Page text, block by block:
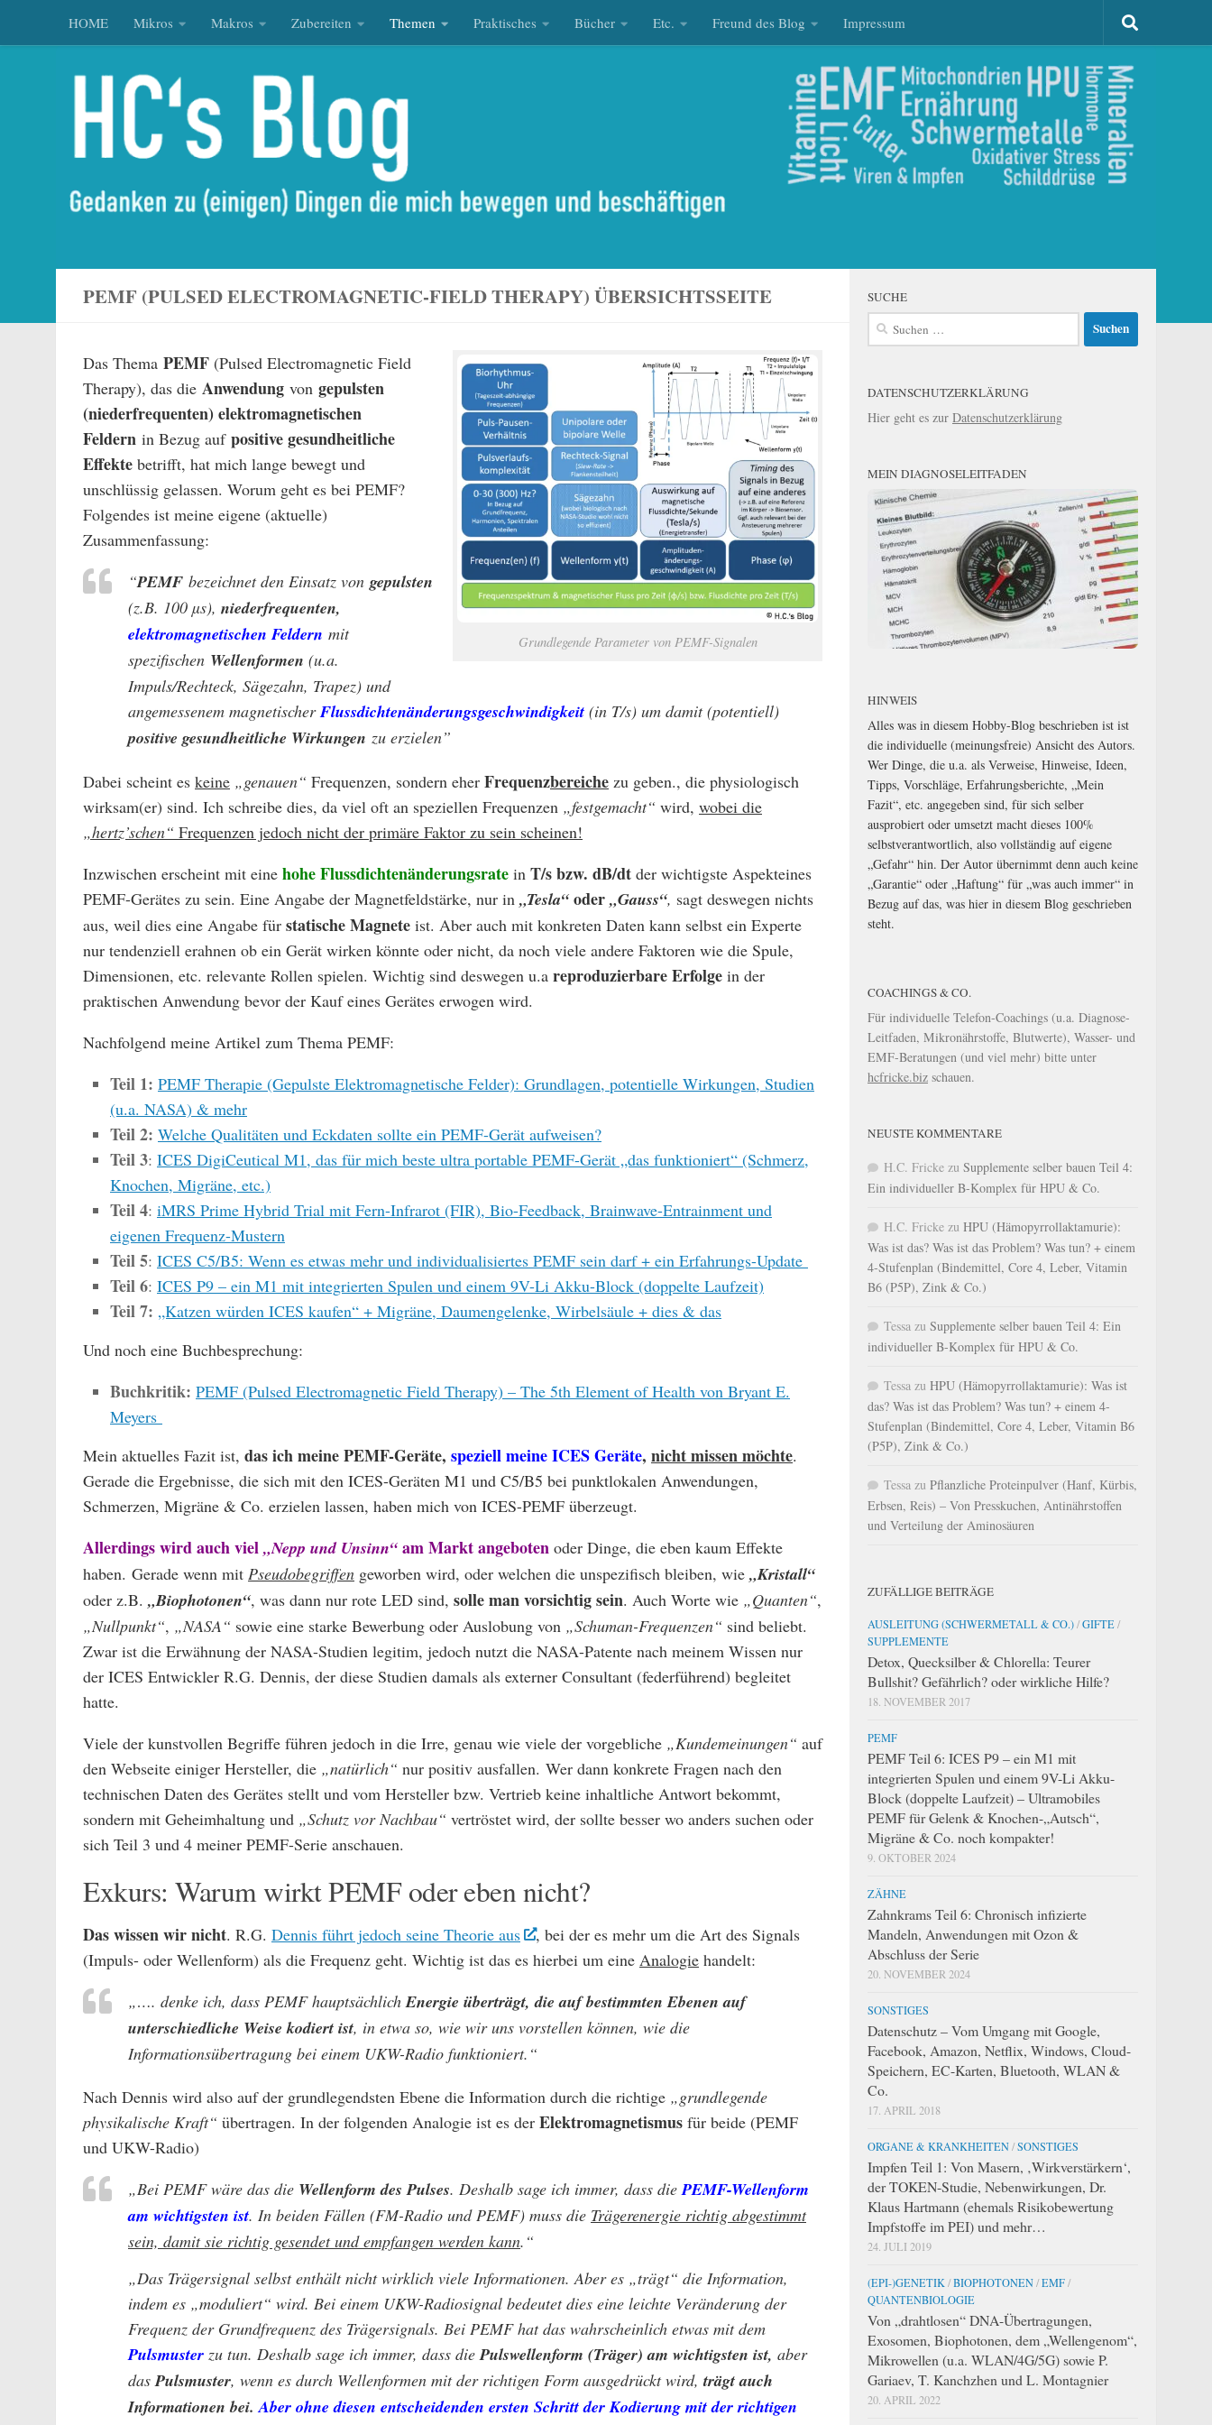
Zum Inhalt springen
HOME Mikros Makros Zubereiten Themen Praktisches Bücher Etc. Freund des Blog Impressum
PEMF (PULSED ELECTROMAGNETIC-FIELD THERAPY) ÜBERSICHTSSEITE
Grundlegende Parameter von PEMF-Signalen
Das Thema PEMF (Pulsed Electromagnetic Field
Therapy), das die Anwendung von gepulsten
(niederfrequenten) elektromagnetischen
Feldern in Bezug auf positive gesundheitliche
Effekte betrifft, hat mich lange bewegt und
unschlüssig gelassen. Worum geht es bei PEMF?
Folgendes ist meine eigene (aktuelle)
Zusammenfassung:
“PEMF bezeichnet den Einsatz von gepulsten
(z.B. 100 µs), niederfrequenten,
elektromagnetischen Feldern mit
spezifischen Wellenformen (u.a.
Impuls/Rechteck, Sägezahn, Trapez) und
angemessenem magnetischerFlussdichtenänderungsgeschwindigkeit (in T/s) um damit (potentiell)
positive gesundheitliche Wirkungen zu erzielen”
Dabei scheint es keine „genauen“ Frequenzen, sondern eher Frequenzbereiche zu geben., die physiologisch
wirksam(er) sind. Ich schreibe dies, da viel oft an speziellen Frequenzen „festgemacht“ wird, wobei die
„hertz’schen“ Frequenzen jedoch nicht der primäre Faktor zu sein scheinen!
Inzwischen erscheint mit eine hohe Flussdichtenänderungsrate in T/s bzw. dB/dt der wichtigste Aspekteines
PEMF-Gerätes zu sein. Eine Angabe der Magnetfeldstärke, nur in „Tesla“ oder „Gauss“, sagt deswegen nichts
aus, weil dies eine Angabe für statische Magnete ist. Aber auch mit konkreten Daten kann selbst ein Experte
nur tendenziell erahnen ob ein Gerät wirken könnte oder nicht, da noch viele andere Faktoren wie die Spule,
Dimensionen, etc. relevante Rollen spielen. Wichtig sind deswegen u.a reproduzierbare Erfolge in der
praktischen Anwendung bevor der Kauf eines Gerätes erwogen wird.
Nachfolgend meine Artikel zum Thema PEMF:
Teil 1: PEMF Therapie (Gepulste Elektromagnetische Felder): Grundlagen, potentielle Wirkungen, Studien
(u.a. NASA) & mehr
Teil 2: Welche Qualitäten und Eckdaten sollte ein PEMF-Gerät aufweisen?
Teil 3: ICES DigiCeutical M1, das für mich beste ultra portable PEMF-Gerät „das funktioniert“ (Schmerz,
Knochen, Migräne, etc.)
Teil 4: iMRS Prime Hybrid Trial mit Fern-Infrarot (FIR), Bio-Feedback, Brainwave-Entrainment und
eigenen Frequenz-Mustern
Teil 5: ICES C5/B5: Wenn es etwas mehr und individualisiertes PEMF sein darf + ein Erfahrungs-Update
Teil 6: ICES P9 – ein M1 mit integrierten Spulen und einem 9V-Li Akku-Block (doppelte Laufzeit)
Teil 7: „Katzen würden ICES kaufen“ + Migräne, Daumengelenke, Wirbelsäule + dies & das
Und noch eine Buchbesprechung:
Buchkritik: PEMF (Pulsed Electromagnetic Field Therapy) – The 5th Element of Health von Bryant E.
Meyers
Mein aktuelles Fazit ist, das ich meine PEMF-Geräte, speziell meine ICES Geräte, nicht missen möchte.
Gerade die Ergebnisse, die sich mit den ICES-Geräten M1 und C5/B5 bei punktlokalen Anwendungen,
Schmerzen, Migräne & Co. erzielen lassen, haben mich von ICES-PEMF überzeugt.
Allerdings wird auch viel „Nepp und Unsinn“ am Markt angeboten oder Dinge, die eben kaum Effekte
haben. Gerade wenn mit Pseudobegriffen geworben wird, oder welchen die unspezifisch bleiben, wie „Kristall“
oder z.B. „Biophotonen“, was dann nur rote LED sind, solle man vorsichtig sein. Auch Worte wie „Quanten“,
„Nullpunkt“, „NASA“ sowie eine starke Bewerbung oder Auslobung von „Schuman-Frequenzen“ sind beliebt.
Zwar ist die Erwähnung der NASA-Studien legitim, jedoch nutzt die NASA-Patente nach meinem Wissen nur
der ICES Entwickler R.G. Dennis, der diese Studien damals als externer Consultant (federführend) begleitet
hatte.
Viele der kunstvollen Begriffe führen jedoch in die Irre, genau wie viele der vorgebliche „Kundemeinungen“ auf
den Webseite einiger Hersteller, die „natürlich“ nur positiv ausfallen. Wer dann konkrete Fragen nach den
technischen Daten des Gerätes stellt und vom Hersteller bzw. Vertrieb keine inhaltliche Antwort bekommt,
sondern mit Geheimhaltung und „Schutz vor Nachbau“ vertröstet wird, der sollte besser wo anders suchen oder
sich Teil 3 und 4 meiner PEMF-Serie anschauen.
Exkurs: Warum wirkt PEMF oder eben nicht?
Das wissen wir nicht. R.G. Dennis führt jedoch seine Theorie aus
, bei der es mehr um die Art des Signals
(Impuls- oder Wellenform) als die Frequenz geht. Wichtig ist das es hierbei um eine Analogie handelt:
„…. denke ich, dass PEMF hauptsächlich Energie überträgt, die auf bestimmten Ebenen auf
unterschiedliche Weise kodiert ist, in etwa so, wie wir uns vorstellen können, wie die
Informationsübertragung bei einem UKW-Radio funktioniert.“
Nach Dennis wird also auf der grundlegendsten Ebene die Information durch die richtige „grundlegende
physikalische Kraft“ übertragen. In der folgenden Analogie ist es der Elektromagnetismus für beide (PEMF
und UKW-Radio)
„Bei PEMF wäre das die Wellenform des Pulses. Deshalb sage ich immer, dass die PEMF-Wellenform
am wichtigsten ist. In beiden Fällen (FM-Radio und PEMF) muss die Trägerenergie richtig abgestimmt
sein, damit sie richtig gesendet und empfangen werden kann.“
„Das Trägersignal selbst enthält nicht wirklich viele Informationen. Aber es „trägt“ die Information,
indem es „moduliert“ wird. Bei einem UKW-Radiosignal bedeutet dies eine leichte Veränderung der
Frequenz der Grundfrequenz des Trägersignals. Bei PEMF hat das wahrscheinlich etwas mit dem
Pulsmuster zu tun. Deshalb sage ich immer, dass diePulswellenform (Träger) am wichtigsten ist, aber
dasPulsmuster, wenn es durch Wellenformen mit der richtigen Form ausgedrückt wird,trägt auch
Informationen bei. Aber ohne diesen entscheidenden ersten Schritt der Kodierung mit der richtigen
SUCHE
Suchen
DATENSCHUTZERKLÄRUNG
Hier geht es zur Datenschutzerklärung
MEIN DIAGNOSELEITFADEN
HINWEIS
Alles was in diesem Hobby-Blog beschrieben ist ist
die individuelle (meinungsfreie) Ansicht des Autors.
Wer Dinge, die u.a. als Verweise, Hinweise, Ideen,
Tipps, Vorschläge, Erfahrungsberichte, „Mein
Fazit“, etc. angegeben sind, für sich selber
ausprobiert oder umsetzt macht dieses 100%
selbstverantwortlich, also vollständig auf eigene
„Gefahr“ hin. Der Autor übernimmt denn auch keine
„Garantie“ oder „Haftung“ für „was auch immer“ in
Bezug auf das, was hier in diesem Blog geschrieben
steht.
COACHINGS & CO.
Für individuelle Telefon-Coachings (u.a. Diagnose-
Leitfaden, Mikronährstoffe, Blutwerte), Wasser- und
EMF-Beratungen (und viel mehr) bitte unter
hcfricke.biz schauen.
NEUSTE KOMMENTARE
H.C. Fricke zu Supplemente selber bauen Teil 4:
Ein individueller B-Komplex für HPU & Co.
H.C. Fricke zu HPU (Hämopyrrollaktamurie):
Was ist das? Was ist das Problem? Was tun? + einem
4-Stufenplan (Bindemittel, Core 4, Leber, Vitamin
B6 (P5P), Zink & Co.)
Tessa zu Supplemente selber bauen Teil 4: Ein
individueller B-Komplex für HPU & Co.
Tessa zu HPU (Hämopyrrollaktamurie): Was ist
das? Was ist das Problem? Was tun? + einem 4-
Stufenplan (Bindemittel, Core 4, Leber, Vitamin B6
(P5P), Zink & Co.)
Tessa zu Pflanzliche Proteinpulver (Hanf, Kürbis,
Erbsen, Reis) – Von Presskuchen, Antinährstoffen
und Verteilung der Aminosäuren
ZUFÄLLIGE BEITRÄGE
AUSLEITUNG (SCHWERMETALL & CO.)/GIFTE/
SUPPLEMENTE
Detox, Quecksilber & Chlorella: Teurer
Bullshit? Gefährlich? oder wirkliche Hilfe?
18. NOVEMBER 2017
PEMF
PEMF Teil 6: ICES P9 – ein M1 mit
integrierten Spulen und einem 9V-Li Akku-
Block (doppelte Laufzeit) – Ultramobiles
PEMF für Gelenk & Knochen-„Autsch“,
Migräne & Co. noch kompakter!
9. OKTOBER 2024
ZÄHNE
Zahnkrams Teil 6: Chronisch infizierte
Mandeln, Anwendungen mit Ozon &
Abschluss der Serie
20. NOVEMBER 2024
SONSTIGES
Datenschutz – Vom Umgang mit Google,
Facebook, Amazon, Netflix, Windows, Cloud-
Speichern, EC-Karten, Bluetooth, WLAN &
Co.
17. APRIL 2018
ORGANE & KRANKHEITEN/SONSTIGES
Impfen Teil 1: Von Masern, ‚Wirkverstärkern‘,
der TOKEN-Studie, Nebenwirkungen, Dr.
Klaus Hartmann (ehemals Risikobewertung
Impfstoffe im PEI) und mehr…
24. JULI 2019
(EPI-)GENETIK /BIOPHOTONEN/EMF/
QUANTENBIOLOGIE
Von „drahtlosen“ DNA-Übertragungen,
Exosomen, Biophotonen, dem „Wellengenom“,
Mikrowellen (u.a. WLAN/4G/5G) sowie P.
Gariaev, T. Kanchzhen und L. Montagnier
20. APRIL 2022